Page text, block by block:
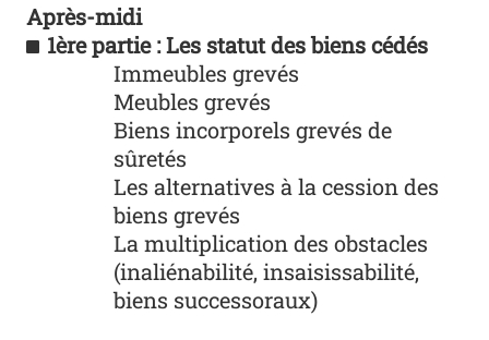
Après-midi
1ère partie : Les statut des biens cédés
Immeubles grevés
Meubles grevés
Biens incorporels grevés de
sûretés
Les alternatives à la cession des
biens grevés
La multiplication des obstacles
(inaliénabilité, insaisissabilité,
biens successoraux)